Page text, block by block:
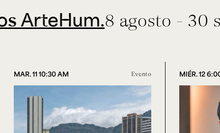
8 agosto - 30
MAR. 11 10:30 AM Evento MIÉR. 12